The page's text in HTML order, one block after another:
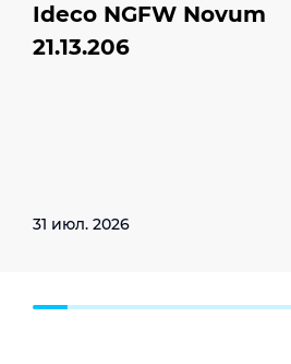
Ideco NGFW Novum
21.13.206
31 июл. 2026